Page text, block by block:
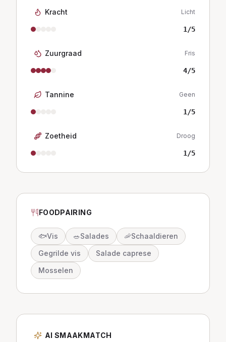
Kracht Licht
1 /5
Zuurgraad Fris
4/5
Tannine Geen
1 /5
Zoetheid Droog
1 /5
FOODPAIRING
🐟Vis 🥗Salades 🦐Schaaldieren
Gegrilde vis
Salade caprese
Mosselen
AI SMAAKMATCH